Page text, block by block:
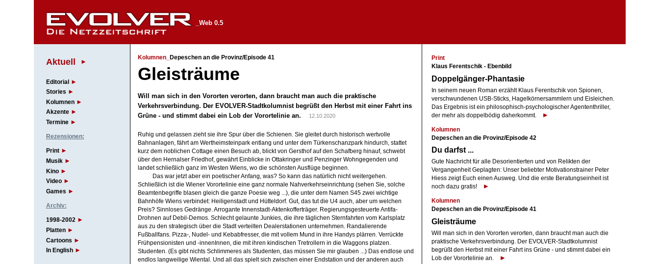
_Web 0.5
Aktuell
Editorial
Stories
Kolumnen
Akzente
Termine
Rezensionen:
Print
Musik
Kino
Video
Games
Archiv:
1998-2002
Platten
Cartoons
In English
Kolumnen_ Depeschen an die Provinz/Episode 41
Gleisträume
Will man sich in den Vororten verorten, dann braucht man auch die praktische
Verkehrsverbindung. Der EVOLVER-Stadtkolumnist begrüßt den Herbst mit einer Fahrt ins
Grüne - und stimmt dabei ein Lob der Vorortelinie an.
12.10.2020
Ruhig und gelassen zieht sie ihre Spur über die Schienen. Sie gleitet durch historisch wertvolle
Bahnanlagen, fährt am Wertheimsteinpark entlang und unter dem Türkenschanzpark hindurch, stattet
kurz dem noblichen Cottage einen Besuch ab, blickt von Gersthof auf den Schafberg hinauf, schwebt
über den Hernalser Friedhof, gewährt Einblicke in Ottakringer und Penzinger Wohngegenden und
landet schließlich ganz im Westen Wiens, wo die schönsten Ausflüge beginnen.
Das war jetzt aber ein poetischer Anfang, was? So kann das natürlich nicht weitergehen.
Schließlich ist die Wiener Vorortelinie eine ganz normale Nahverkehrseinrichtung (sehen Sie, solche
Beamtenbegriffe blasen gleich die ganze Poesie weg ...), die unter dem Namen S45 zwei wichtige
Bahnhöfe Wiens verbindet: Heiligenstadt und Hütteldorf. Gut, das tut die U4 auch, aber um welchen
Preis? Sinnloses Gedränge. Arrogante Innenstadt-Aktenkofferträger. Regierungsgesteuerte Antifa-
Drohnen auf Debil-Demos. Schlecht gelaunte Junkies, die ihre täglichen Sternfahrten vom Karlsplatz
aus zu den strategisch über die Stadt verteilten Dealerstationen unternehmen. Randalierende
Fußballfans. Pizza-, Nudel- und Kebabfresser, die mit vollem Mund in ihre Handys plärren. Verrückte
Frühpensionisten und -innenInnen, die mit ihren kindischen Tretrollern in die Waggons platzen.
Studenten. (Es gibt nichts Schlimmeres als Studenten, das müssen Sie mir glauben ...) Das endlose und
endlos langweilige Wiental. Und all das spielt sich zwischen einer Endstation und der anderen auch
Print
Klaus Ferentschik - Ebenbild
Doppelgänger-Phantasie
In seinem neuen Roman erzählt Klaus Ferentschik von Spionen,
verschwundenen USB-Sticks, Hagelkörnersammlern und Eisleichen.
Das Ergebnis ist ein philosophisch-psychologischer Agententhriller,
der mehr als doppelbödig daherkommt.
Kolumnen
Depeschen an die Provinz/Episode 42
Du darfst ...
Gute Nachricht für alle Desorientierten und von Relikten der
Vergangenheit Geplagten: Unser beliebter Motivationstrainer Peter
Hiess zeigt Euch einen Ausweg. Und die erste Beratungseinheit ist
noch dazu gratis!
Kolumnen
Depeschen an die Provinz/Episode 41
Gleisträume
Will man sich in den Vororten verorten, dann braucht man auch die
praktische Verkehrsverbindung. Der EVOLVER-Stadtkolumnist
begrüßt den Herbst mit einer Fahrt ins Grüne - und stimmt dabei ein
Lob der Vorortelinie an.